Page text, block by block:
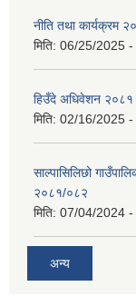
नीति तथा कार्यक्रम
मिति: 06/25/2025 -
हिउँदे अधिवेशन
मिति: 02/16/2025 -
साल्पासिलिछो
२०८१/०८२
मिति: 07/04/2024
अन्य